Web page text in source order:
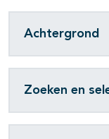
Achtergrond
Zoeken en